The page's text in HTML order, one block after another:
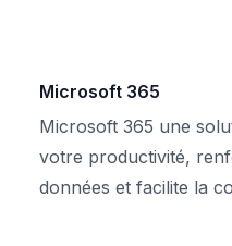
Microsoft 365
Microsoft 365 une
votre productivité,
données et facilite la